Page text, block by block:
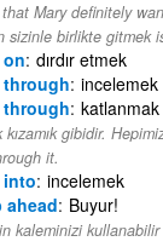
Mary definitely
sizinle birlikte gitmek
on dırdır etmek
through incelemek
through katlanmak
kızamık gibidir.
it.
into incelemek
ahead Buyur!
kaleminizi